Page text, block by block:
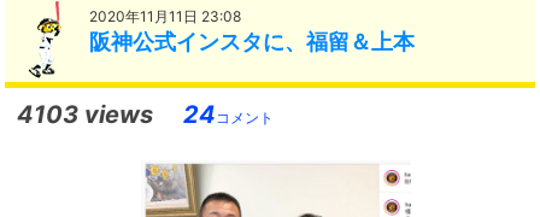
2020年11月11日 23:08
阪神公式インスタに、福留＆上本
4103 views 24 コメント